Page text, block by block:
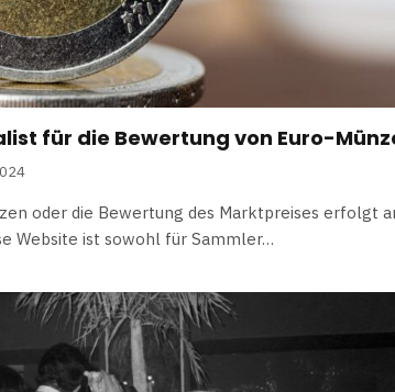
für die Bewertung von Euro-
oder die Bewertung des Marktpreises erfolgt
Website ist sowohl für Sammler…